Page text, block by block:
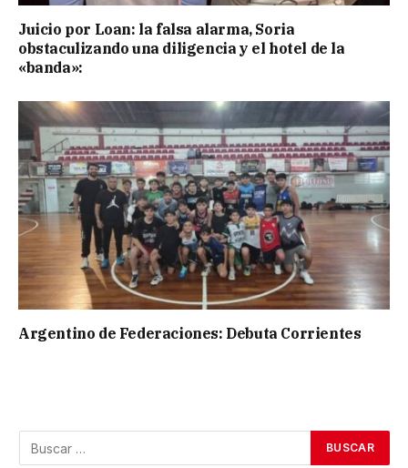
Juicio por Loan: la falsa alarma, Soria
obstaculizando una diligencia y el hotel de la
«banda»:
Argentino de Federaciones: Debuta Corrientes